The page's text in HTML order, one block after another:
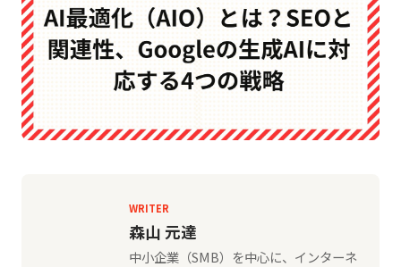
WRITER
森山 元達
中小企業（SMB）を中心に、インターネ